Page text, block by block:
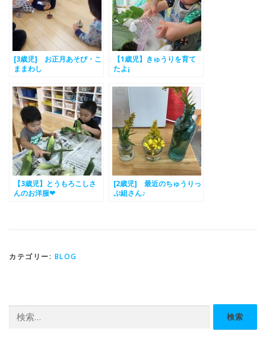
[3歳児] お正月あそび・こ
ままわし
【1歳児】きゅうりを育て
たよ¡
【3歳児】とうもろこしさ
んのお洋服❤
[2歳児] 最近のちゅうりっ
ぷ組さん♪
カテゴリー: BLOG
索: